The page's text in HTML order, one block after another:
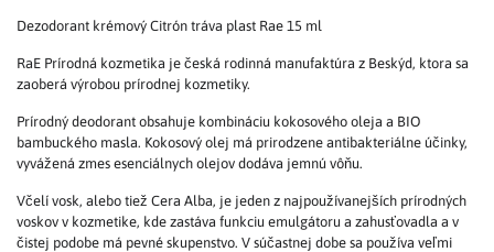
Dezodorant krémový Citrón tráva plast Rae 15 ml
RaE Prírodná kozmetika je česká rodinná manufaktúra z Beskýd, ktora sa
zaoberá výrobou prírodnej kozmetiky.
Prírodný deodorant obsahuje kombináciu kokosového oleja a BIO
bambuckého masla. Kokosový olej má prirodzene antibakteriálne účinky,
vyvážená zmes esenciálnych olejov dodáva jemnú vôňu.
Včelí vosk, alebo tiež Cera Alba, je jeden z najpoužívanejších prírodných
voskov v kozmetike, kde zastáva funkciu emulgátoru a zahusťovadla a v
čistej podobe má pevné skupenstvo. V súčastnej dobe sa používa veľmi